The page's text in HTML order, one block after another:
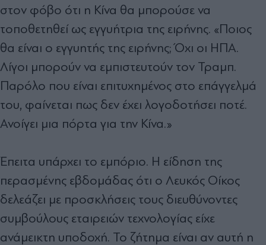
στον φόβο ότι η Κίνα θα μπορούσε να
τοποθετηθεί ως εγγυήτρια της ειρήνης. «Ποιος
θα είναι ο εγγυητής της ειρήνης; Όχι οι ΗΠΑ.
Λίγοι μπορούν να εμπιστευτούν τον Τραμπ.
Παρόλο που είναι επιτυχημένος στο επάγγελμά
του, φαίνεται πως δεν έχει λογοδοτήσει ποτέ.
Ανοίγει μια πόρτα για την Κίνα.»
Έπειτα υπάρχει το εμπόριο. Η είδηση της
περασμένης εβδομάδας ότι ο Λευκός Οίκος
δελεάζει με προσκλήσεις τους διευθύνοντες
συμβούλους εταιρειών τεχνολογίας είχε
ανάμεικτη υποδοχή. Το ζήτημα είναι αν αυτή η